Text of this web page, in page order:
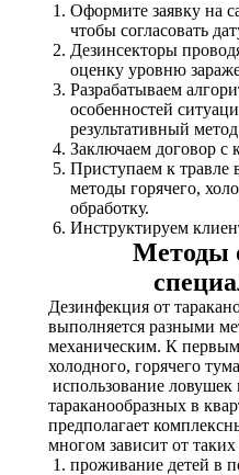
Оформите заявку на
чтобы согласовать
Дезинсекторы
оценку уровню
Разрабатываем
особенностей
результативный
Заключаем договор с
Приступаем к травле
методы горячего,
обработку.
Инструктируем
Методы
Дезинфекция от
выполняется разными
механическим. К
холодного, горячего
использование
тараканообразных в
предполагает
многом зависит от
проживание детей в